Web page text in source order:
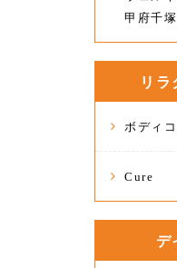
甲府千
リラ
ボディ
Cure
デ